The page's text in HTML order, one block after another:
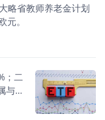
略省教师养老金计划
。
；二
与